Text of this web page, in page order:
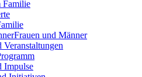
Familie
Frauen und Männer
Veranstaltungen
Impulse